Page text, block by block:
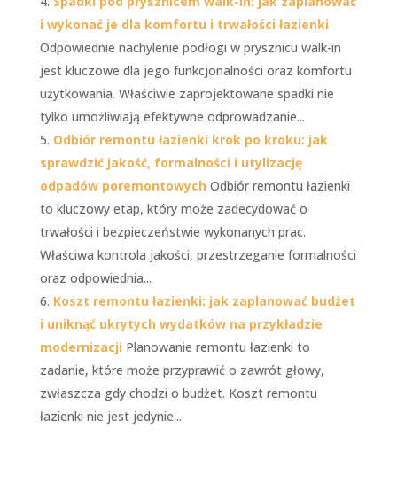
i wykonać je dla komfortu i trwałości łazienki
Odpowiednie nachylenie podłogi w prysznicu walk-in
jest kluczowe dla jego funkcjonalności oraz komfortu
użytkowania. Właściwie zaprojektowane spadki nie
tylko umożliwiają efektywne odprowadzanie...
Odbiór remontu łazienki krok po kroku: jak
sprawdzić jakość, formalności i utylizację
odpadów poremontowych Odbiór remontu łazienki
to kluczowy etap, który może zadecydować o
trwałości i bezpieczeństwie wykonanych prac.
Właściwa kontrola jakości, przestrzeganie formalności
oraz odpowiednia...
Koszt remontu łazienki: jak zaplanować budżet
i uniknąć ukrytych wydatków na przykładzie
modernizacji Planowanie remontu łazienki to
zadanie, które może przyprawić o zawrót głowy,
zwłaszcza gdy chodzi o budżet. Koszt remontu
łazienki nie jest jedynie...